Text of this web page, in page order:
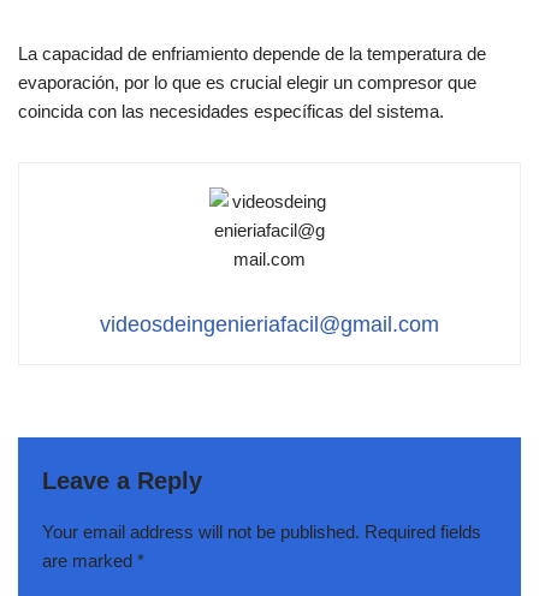
La capacidad de enfriamiento depende de la temperatura de
evaporación, por lo que es crucial elegir un compresor que
coincida con las necesidades específicas del sistema.
videosdeingenieriafacil@gmail.com
Leave a Reply
Your email address will not be published. Required fields
are marked *